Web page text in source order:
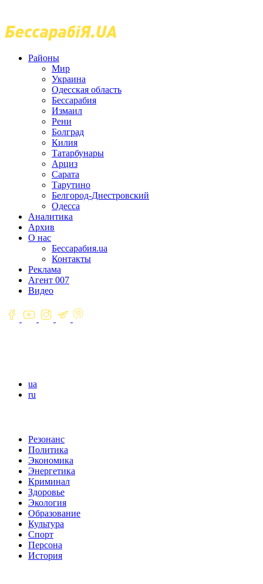
Районы
Мир
Украина
Одесская область
Бессарабия
Измаил
Рени
Болград
Килия
Татарбунары
Арциз
Сарата
Тарутино
Белгород-Днестровский
Одесса
Аналитика
Архив
О нас
Бессарабия.ua
Контакты
Реклама
Агент 007
Видео
ua
ru
Резонанс
Политика
Экономика
Энергетика
Криминал
Здоровье
Экология
Образование
Культура
Спорт
Персона
История